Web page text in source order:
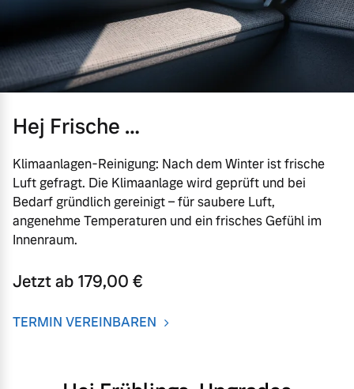
Hej Frische …
Klimaanlagen-Reinigung: Nach dem Winter ist frische
Luft gefragt. Die Klimaanlage wird geprüft und bei
Bedarf gründlich gereinigt – für saubere Luft,
angenehme Temperaturen und ein frisches Gefühl im
Innenraum.
Jetzt ab 179,00 €
TERMIN VEREINBAREN